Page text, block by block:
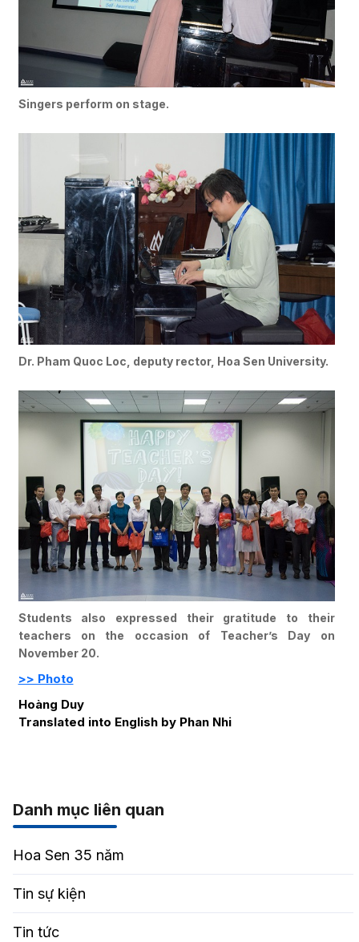
Singers perform on stage.
Dr. Pham Quoc Loc, deputy rector, Hoa Sen University.
Students also expressed their gratitude to their
teachers on the occasion of Teacher’s Day on
November 20.
>> Photo
Hoàng Duy
Translated into English by Phan Nhi
Danh mục liên quan
Hoa Sen 35 năm
Tin sự kiện
Tin tức